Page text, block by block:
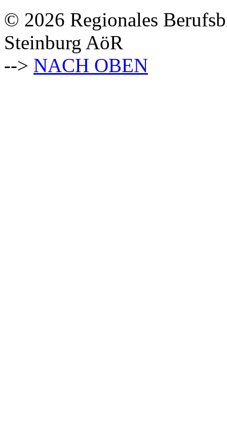
© 2026 Regionales
Steinburg AöR
--> NACH OBEN